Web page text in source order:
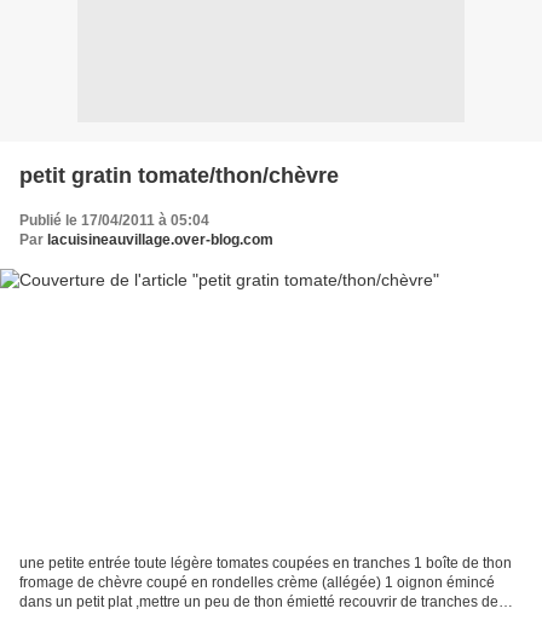
petit gratin tomate/thon/chèvre
Publié le 17/04/2011 à 05:04
Par lacuisineauvillage.over-blog.com
une petite entrée toute légère tomates coupées en tranches 1 boîte de thon
fromage de chèvre coupé en rondelles crème (allégée) 1 oignon émincé
dans un petit plat ,mettre un peu de thon émietté recouvrir de tranches de